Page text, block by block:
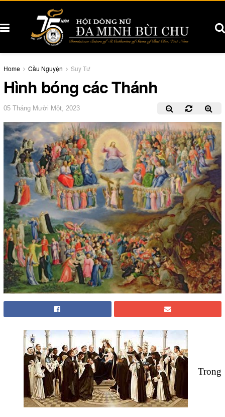
Home Cầu Nguyện Suy Tư
Hình bóng các Thánh
05 Tháng Mười Một, 2023
Trong